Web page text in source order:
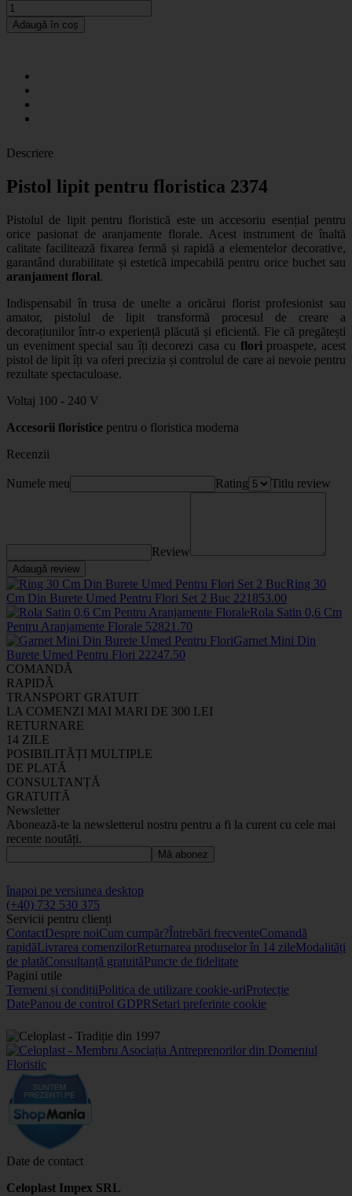
Adaugă în coș
Descriere
Pistol lipit pentru floristica 2374
Pistolul de lipit pentru floristică este un accesoriu esențial pentru
orice pasionat de aranjamente florale. Acest instrument de înaltă
calitate facilitează fixarea fermă și rapidă a elementelor decorative,
garantând durabilitate și estetică impecabilă pentru orice buchet sau
aranjament floral.
Indispensabil în trusa de unelte a oricărui florist profesionist sau
amator, pistolul de lipit transformă procesul de creare a
decorațiunilor într-o experiență plăcută și eficientă. Fie că pregătești
un eveniment special sau îți decorezi casa cu flori proaspete, acest
pistol de lipit îți va oferi precizia și controlul de care ai nevoie pentru
rezultate spectaculoase.
Voltaj 100 - 240 V
Accesorii floristice pentru o floristica moderna
Recenzii
Numele meu Rating Titlu review
Review
Adaugă review
Ring 30
Cm Din Burete Umed Pentru Flori Set 2 Buc 221853.00
Rola Satin 0,6 Cm
Pentru Aranjamente Florale 52821 .70
Garnet Mini Din
Burete Umed Pentru Flori 22247.50
COMANDĂ
RAPIDĂ
TRANSPORT GRATUIT
LA COMENZI MAI MARI DE 300 LEI
RETURNARE
14 ZILE
POSIBILITĂȚI MULTIPLE
DE PLATĂ
CONSULTANȚĂ
GRATUITĂ
Newsletter
Abonează-te la newsletterul nostru pentru a fi la curent cu cele mai
recente noutăți.
Mă abonez
înapoi pe versiunea desktop
(+40) 732 530 375
Servicii pentru clienți
ContactDespre noiCum cumpăr?Întrebări frecventeComandă
rapidăLivrarea comenzilorReturnarea produselor în 14 zileModalități
de platăConsultanță gratuităPuncte de fidelitate
Pagini utile
Termeni și condițiiPolitica de utilizare cookie-uriProtecție
DatePanou de control GDPRSetari preferinte cookie
Date de contact
Celoplast Impex SRL